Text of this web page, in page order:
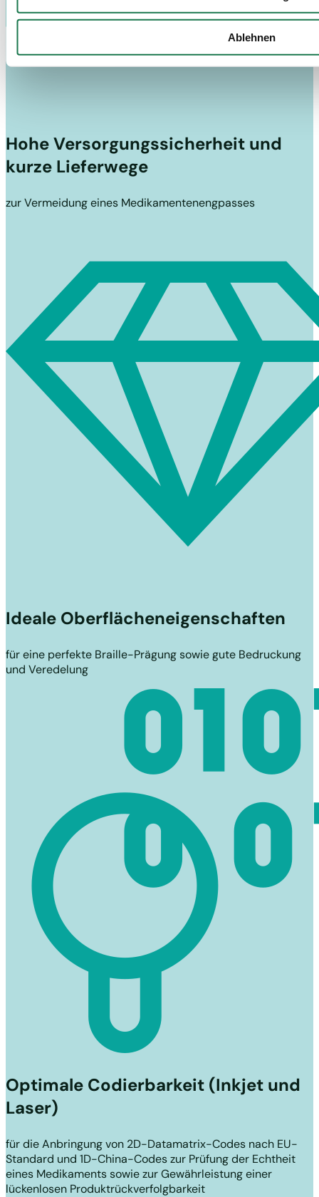
Ablehnen
Hohe Versorgungssicherheit und
kurze Lieferwege
zur Vermeidung eines Medikamentenengpasses
Ideale Oberflächeneigenschaften
für eine perfekte Braille-Prägung sowie gute Bedruckung
und Veredelung
Optimale Codierbarkeit (Inkjet und
Laser)
für die Anbringung von 2D-Datamatrix-Codes nach EU-
Standard und 1D-China-Codes zur Prüfung der Echtheit
eines Medikaments sowie zur Gewährleistung einer
lückenlosen Produktrückverfolgbarkeit